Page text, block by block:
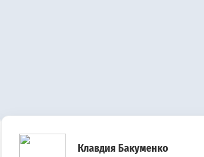
Клавдия Бакуменко